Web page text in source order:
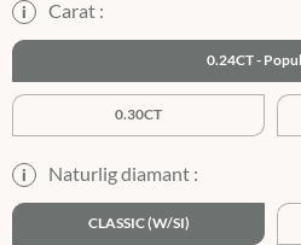
i Carat :
0.24CT
0.30CT
i Naturlig diamant :
CLASSIC (W/SI)